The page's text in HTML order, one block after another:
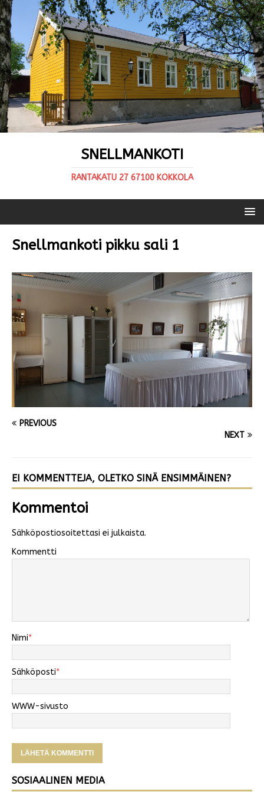
SNELLMANKOTI
RANTAKATU 27 67100 KOKKOLA
Snellmankoti pikku sali 1
PREVIOUS
NEXT
EI KOMMENTTEJA, OLETKO SINÄ ENSIMMÄINEN?
Kommentoi
Sähköpostiosoitettasi ei julkaista.
Kommentti
Nimi*
Sähköposti*
WWW-sivusto
SOSIAALINEN MEDIA